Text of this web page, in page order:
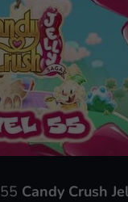
Candy Crush